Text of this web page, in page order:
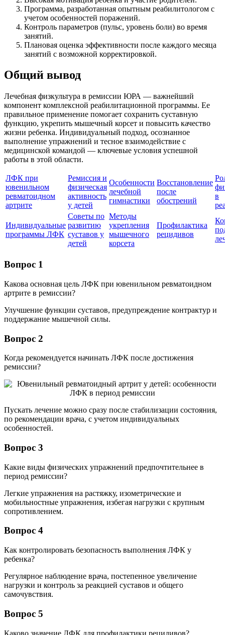
Программа, разработанная опытным реабилитологом с
учетом особенностей поражений.
Контроль параметров (пульс, уровень боли) во время
занятий.
Плановая оценка эффективности после каждого месяца
занятий с возможной корректировкой.
Общий вывод
Лечебная физкультура в ремиссии ЮРА — важнейший
компонент комплексной реабилитационной программы. Ее
правильное применение помогает сохранить суставную
функцию, укрепить мышечный корсет и повысить качество
жизни ребенка. Индивидуальный подход, осознанное
выполнение упражнений и тесное взаимодействие с
медицинской командой — ключевые условия успешной
работы в этой области.
ЛФК при
ювенильном
ревматоидном
артрите
Ремиссия и
физическая
активность
у детей
Особенности
лечебной
гимнастики
Восстановление
после
обострений
в
Индивидуальные
программы ЛФК
Советы по
развитию
суставов у
детей
Методы
укрепления
мышечного
корсета
Профилактика
рецидивов
Вопрос 1
Какова основная цель ЛФК при ювенильном ревматоидном
артрите в ремиссии?
Улучшение функции суставов, предупреждение контрактур и
поддержание мышечной силы.
Вопрос 2
Когда рекомендуется начинать ЛФК после достижения
ремиссии?
Пускать лечение можно сразу после стабилизации состояния,
по рекомендации врача, с учетом индивидуальных
особенностей.
Вопрос 3
Какие виды физических упражнений предпочтительнее в
период ремиссии?
Легкие упражнения на растяжку, изометрические и
мобильностные упражнения, избегая нагрузки с крупным
сопротивлением.
Вопрос 4
Как контролировать безопасность выполнения ЛФК у
ребенка?
Регулярное наблюдение врача, постепенное увеличение
нагрузки и контроль за реакцией суставов и общего
самочувствия.
Вопрос 5
Каково значение ЛФК для профилактики рецидивов?